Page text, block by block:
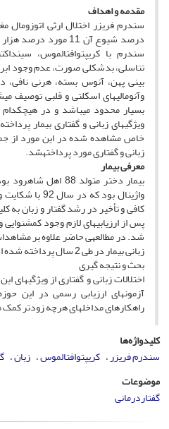
مقدمه و اهداف
سندرم فریزر اختلال ارثی اتوزومال
درصد شیوع آن 11
سندرم با کریپتوافتالموس،
تناسلی، بدشکلی صورت، عدم وجود
بینی پهن، آنوس بسته، هرنی نافی،
وآنومالی­های اسکلتی و قلبی توصیف
بسیار محدود می­باشد و در
ویژگی­های زبانی و گفتاری بیمار
خاص مشاهده شده در این مورد از
زبانی و گفتاری مورد پرداخته­شد.
معرفی بیمار
بیمار دختر متولد
واژینال بود
کافی و تأخیر در رشد گفتار و زبان به
پس از ارزیابی­های لازم وجود
شد. در مطالعه­ی حاضر علاوه بر
زبانی بیمار در طی 2 سال پرداخته شده است.
بحث و نتیجه­ گیری
اختلالات زبانی و گفتاری از ویژگی­های
آزمون­های ارزیابی رسمی در این
راهکارهای مداخله­ای هرچه زودتر
کلیدواژه‌ها
سندرم فریزر کریپتوافتالموس زبان
موضوعات
گفتاردرمانی